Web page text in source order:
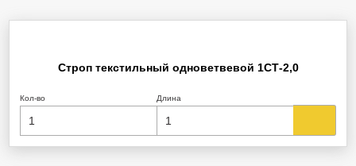
Строп текстильный одноветвевой 1СТ-2,0
Кол-во Длина